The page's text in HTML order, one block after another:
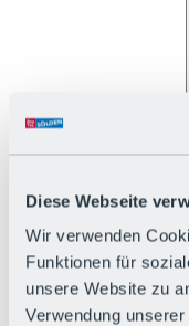
Diese Webseite
Wir verwenden
Funktionen für
unsere Website zu
Verwendung